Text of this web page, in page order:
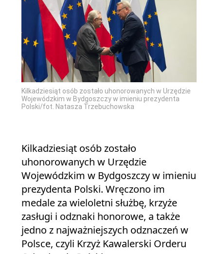
Kilkadziesiąt osób zostało uhonorowanych w Urzędzie
Wojewódzkim w Bydgoszczy w imieniu prezydenta
Polski/fot. Natasza Trzebuchowska
Kilkadziesiąt osób zostało
uhonorowanych w Urzędzie
Wojewódzkim w Bydgoszczy w imieniu
prezydenta Polski. Wręczono im
medale za wieloletni służbę, krzyże
zasługi i odznaki honorowe, a także
jedno z najważniejszych odznaczeń w
Polsce, czyli Krzyż Kawalerski Orderu